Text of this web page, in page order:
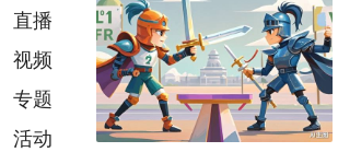
推荐
财经
项目推荐
安徽
直播
视频
专题
活动